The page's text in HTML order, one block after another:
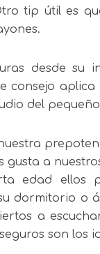
tip útil es
desde su
consejo aplica
del
gusta a
edad ellos
dormitorio o
a
son los